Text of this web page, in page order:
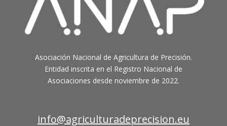
Asociación Nacional de Agricultura de Precisión.
Entidad inscrita en el Registro Nacional de
Asociaciones desde noviembre de 2022.
info@agriculturadeprecision.eu